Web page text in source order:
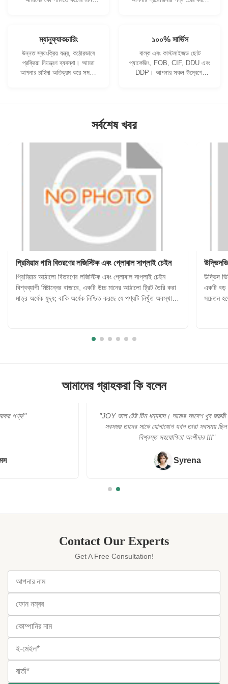
ম্যানুফ্যাকচারিং
উন্নত স্বয়ংক্রিয় যন্ত্র, কঠোরভাবে
প্রক্রিয়া নিয়ন্ত্রণ ব্যবস্থা। আমরা
আপনার চাহিদা অতিক্রম করে সমস্ত
১০০% সার্ভিস
বাল্ক এবং কাস্টমাইজড ছোট
প্যাকেজিং, FOB, CIF, DDU এবং
DDP। আপনার সকল উদ্বেগের
সর্বশেষ খবর
প্রিমিয়াম গামি বিতরণের লজিস্টিক এবং গ্লোবাল সাপ্লাই চেইন
প্রিমিয়াম আঠালো বিতরণের লজিস্টিক এবং গ্লোবাল সাপ্লাই চেইন
বিশ্বব্যাপী মিষ্টান্নের বাজারে, একটি উচ্চ মানের আঠালো ট্রিট তৈরি করা
মাত্র অর্ধেক যুদ্ধ; বাকি অর্ধেক নিশ্চিত করছে যে পণ্যটি নিখুঁত অবস্থায়
উদ্ভিদ
একটি বড়
সচেতন
আমাদের গ্রাহকরা কি বলেন
"JOY ভাল টেষ্ট টিম ধন্যবাদ। আমার আদেশ খুব জরুরী। এবং আমি
সবসময় তাদের সাথে যোগাযোগ যখন তারা সবসময় ছিল। সত্যিই
বিশ্বস্ত সহযোগিতা অংশীদার !!!"
Syrena
Contact Our Experts
Get A Free Consultation!